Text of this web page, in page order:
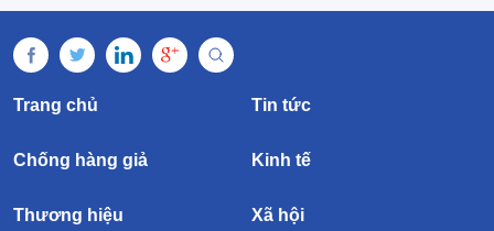
Trang chủ Tin tức
Chống hàng giả Kinh tế
Thương hiệu Xã hội